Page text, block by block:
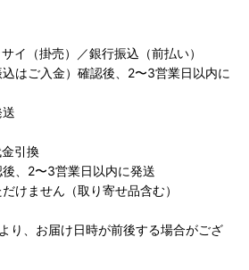
イ（掛売）／銀行振込（前払い）
込はご入金）確認後、2〜3営業日以内に
引換
後、2〜3営業日以内に発送
けません（取り寄せ品含む）
り、お届け日時が前後する場合がござ